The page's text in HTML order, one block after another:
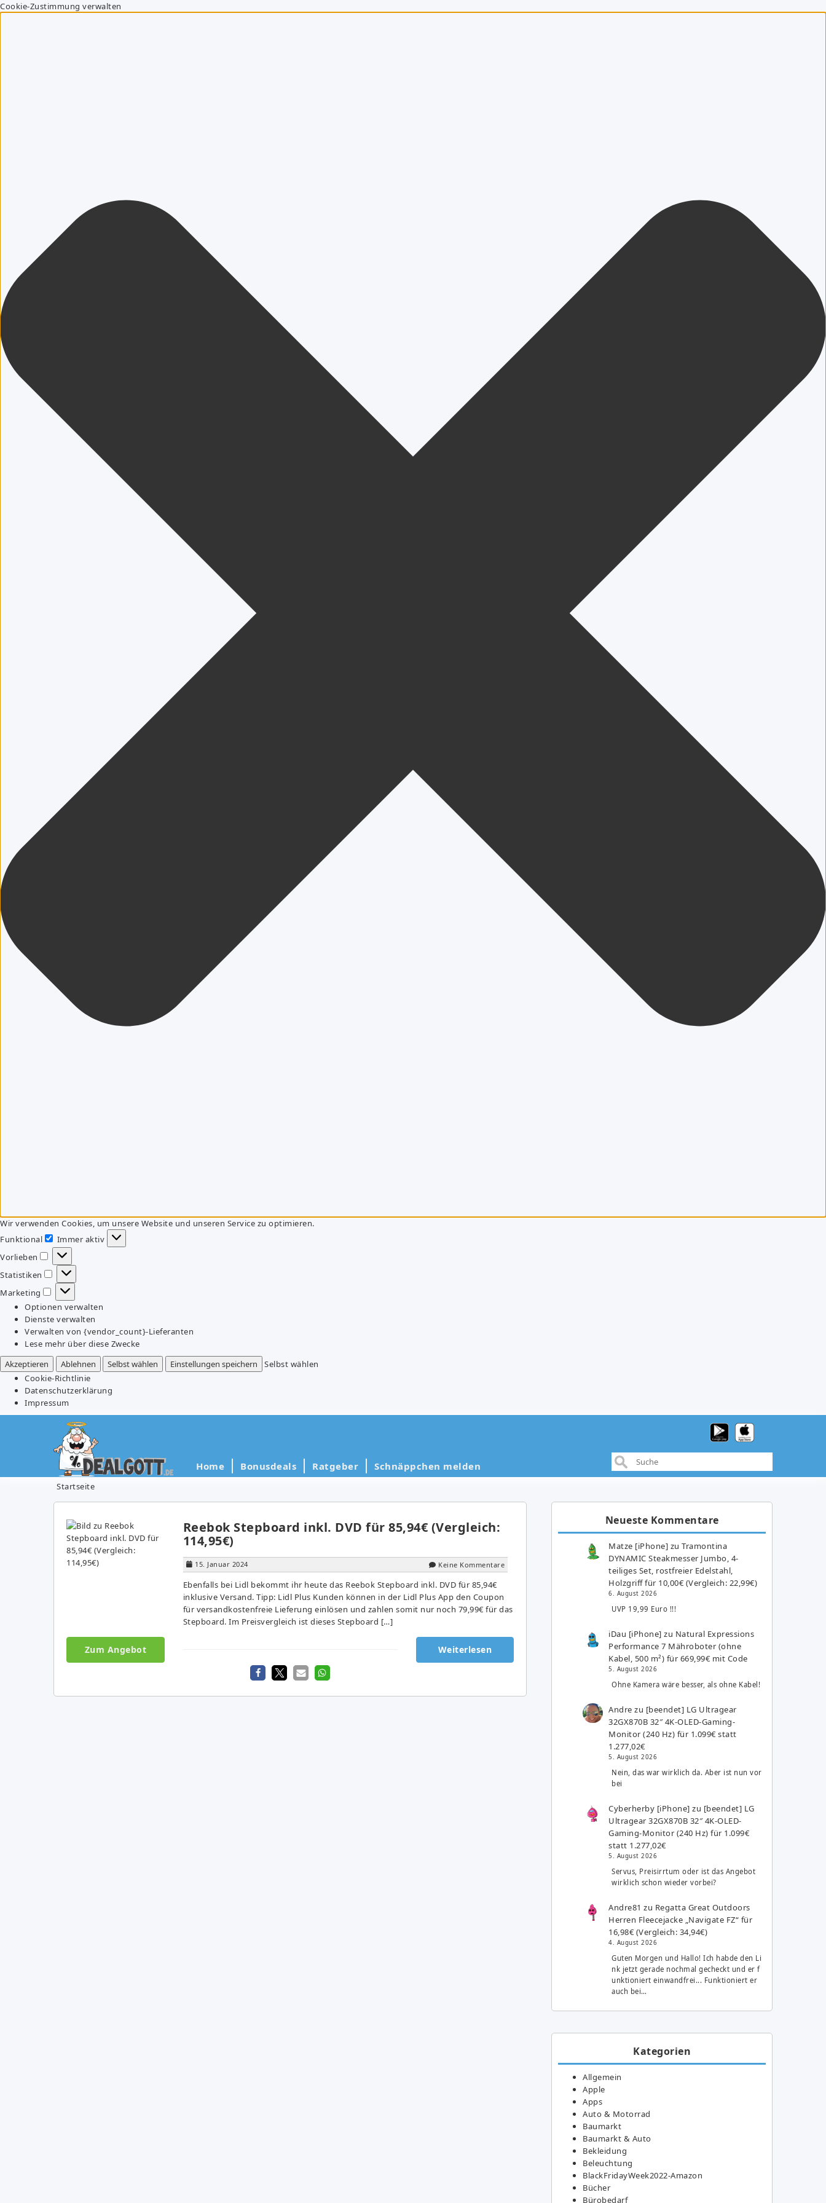
Cookie-Zustimmung verwalten
Wir verwenden Cookies, um unsere Website und unseren Service zu optimieren.
Funktional
Funktional
Immer aktiv
Vorlieben
Vorlieben
Statistiken
Statistiken
Marketing
Marketing
Optionen verwalten
Dienste verwalten
Verwalten von {vendor_count}-Lieferanten
Lese mehr über diese Zwecke
Akzeptieren
Ablehnen Selbst wählen Einstellungen speichern
Selbst wählen
Cookie-Richtlinie
Datenschutzerklärung
Impressum
Home Bonusdeals Ratgeber Schnäppchen melden
Startseite
Reebok Stepboard inkl. DVD für 85,94€ (Vergleich:
114,95€)
15. Januar 2024 Keine Kommentare
Ebenfalls bei Lidl bekommt ihr heute das Reebok Stepboard inkl. DVD für 85,94€
inklusive Versand. Tipp: Lidl Plus Kunden können in der Lidl Plus App den Coupon
für versandkostenfreie Lieferung einlösen und zahlen somit nur noch 79,99€ für das
Stepboard. Im Preisvergleich ist dieses Stepboard […]
Zum Angebot Weiterlesen
Neueste Kommentare
Matze [iPhone] zuTramontina
DYNAMIC Steakmesser Jumbo, 4-
teiliges Set, rostfreier Edelstahl,
Holzgriff für 10,00€ (Vergleich: 22,99€)
6. August 2026
UVP 19,99 Euro !!!
iDau [iPhone] zu Natural Expressions
Performance 7 Mähroboter (ohne
Kabel, 500 m²) für 669,99€ mit Code
5. August 2026
Ohne Kamera wäre besser, als ohne Kabel!
Andre zu [beendet] LG Ultragear
32GX870B 32″ 4K-OLED-Gaming-
Monitor (240 Hz) für 1.099€ statt
1.277,02€
5. August 2026
Nein, das war wirklich da. Aber ist nun vor
bei
Cyberherby [iPhone] zu [beendet] LG
Ultragear 32GX870B 32″ 4K-OLED-
Gaming-Monitor (240 Hz) für 1.099€
statt 1.277,02€
5. August 2026
Servus, Preisirrtum oder ist das Angebot
wirklich schon wieder vorbei?
Andre81 zu Regatta Great Outdoors
Herren Fleecejacke „Navigate FZ“ für
16,98€ (Vergleich: 34,94€)
4. August 2026
Guten Morgen und Hallo! Ich habde den Li
nk jetzt gerade nochmal gecheckt und er f
unktioniert einwandfrei... Funktioniert er
auch bei…
Kategorien
Allgemein
Apple
Apps
Auto & Motorrad
Baumarkt
Baumarkt & Auto
Bekleidung
Beleuchtung
BlackFridayWeek2022-Amazon
Bücher
Bürobedarf